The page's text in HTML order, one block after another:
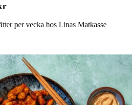
per vecka hos Linas Matkasse